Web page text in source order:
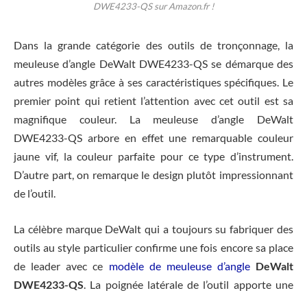
DWE4233-QS sur Amazon.fr !
Dans la grande catégorie des outils de tronçonnage, la
meuleuse d’angle DeWalt DWE4233-QS se démarque des
autres modèles grâce à ses caractéristiques spécifiques. Le
premier point qui retient l’attention avec cet outil est sa
magnifique couleur. La meuleuse d’angle DeWalt
DWE4233-QS arbore en effet une remarquable couleur
jaune vif, la couleur parfaite pour ce type d’instrument.
D’autre part, on remarque le design plutôt impressionnant
de l’outil.
La célèbre marque DeWalt qui a toujours su fabriquer des
outils au style particulier confirme une fois encore sa place
de leader avec ce modèle de meuleuse d’angle DeWalt
DWE4233-QS . La poignée latérale de l’outil apporte une